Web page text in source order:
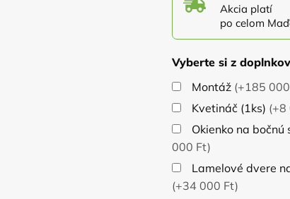
Akcia platí
po celom
Vyberte si z
Montáž (+185
Kvetináč (1ks) (+8
Okienko na bočnú
000 Ft)
Lamelové dvere
(+34 000 Ft)